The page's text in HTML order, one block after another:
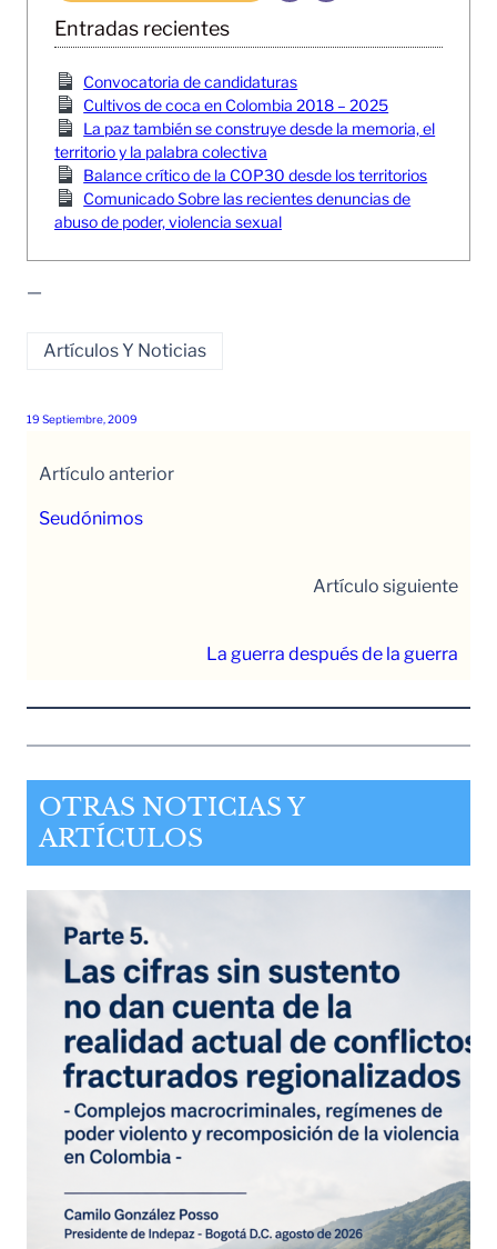
Entradas recientes
Convocatoria de candidaturas
Cultivos de coca en Colombia 2018 – 2025
La paz también se construye desde la memoria, el
territorio y la palabra colectiva
Balance crítico de la COP30 desde los territorios
Comunicado Sobre las recientes denuncias de
abuso de poder, violencia sexual
—
Artículos Y Noticias
19 Septiembre, 2009
Artículo anterior
Seudónimos
Artículo siguiente
La guerra después de la guerra
OTRAS NOTICIAS Y
ARTÍCULOS